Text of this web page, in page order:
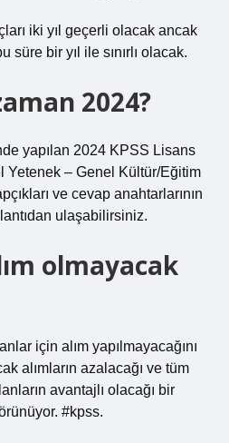
iki yıl geçerli olacak ancak
süre bir yıl ile sınırlı olacak.
2024?
yapılan 2024 KPSS Lisans
Yetenek – Genel Kültür/Eğitim
ve cevap anahtarlarının
ulaşabilirsiniz.
olmayacak
için alım yapılmayacağını
alımların azalacağı ve tüm
avantajlı olacağı bir
#kpss.